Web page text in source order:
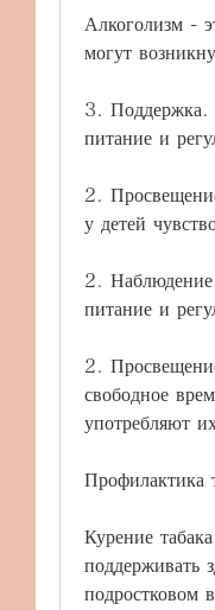
Алкоголизм -
могут
3. Поддержка.
питание и
2.
у детей
2.
питание и
2.
свободное
употребляют
Профилактика
Курение
поддерживать
подростковом